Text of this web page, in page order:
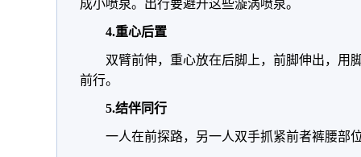
成小喷泉。出行要避开这些漩涡喷泉。
4.重心后置
双臂前伸，重心放在后脚上，前脚伸出，用
前行。
5.结伴同行
一人在前探路，另一人双手抓紧前者裤腰部